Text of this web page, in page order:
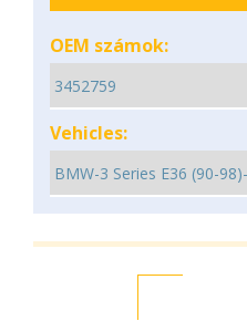
OEM számok:
Vehicles: